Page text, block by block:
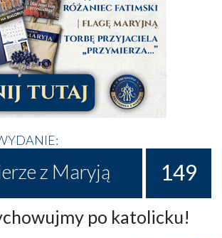
z Maryją 149
po katolicku!